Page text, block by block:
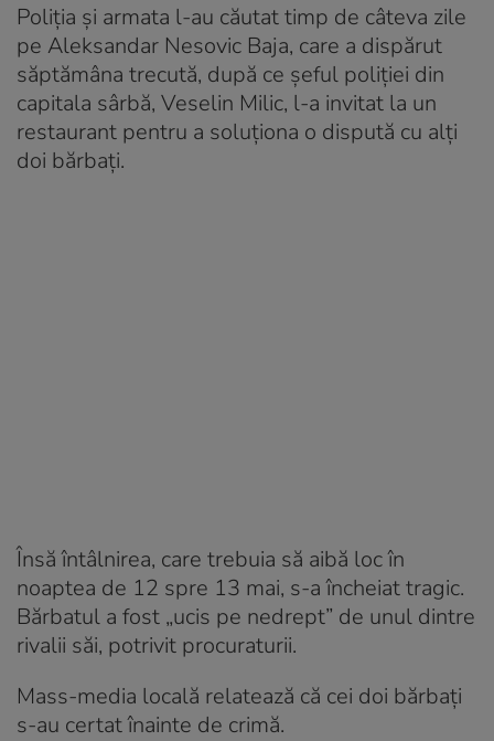
Poliția și armata l-au căutat timp de câteva zile
pe Aleksandar Nesovic Baja, care a dispărut
săptămâna trecută, după ce șeful poliției din
capitala sârbă, Veselin Milic, l-a invitat la un
restaurant pentru a soluționa o dispută cu alți
doi bărbați.
Însă întâlnirea, care trebuia să aibă loc în
noaptea de 12 spre 13 mai, s-a încheiat tragic.
Bărbatul a fost „ucis pe nedrept” de unul dintre
rivalii săi, potrivit procuraturii.
Mass-media locală relatează că cei doi bărbați
s-au certat înainte de crimă.